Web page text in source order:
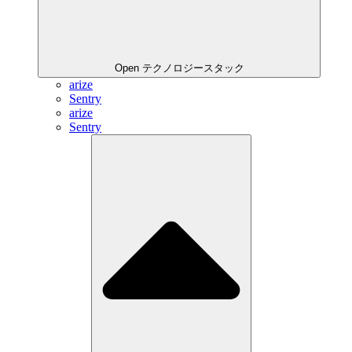
Open テクノロジースタック
arize
Sentry
arize
Sentry